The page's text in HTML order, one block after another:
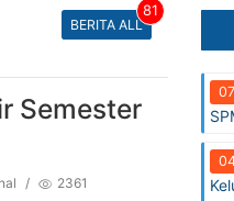
81
BERITA ALL
Semester
/ 2361